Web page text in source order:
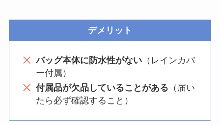
デメリット
バッグ本体に防水性がない（レインカバ
ー付属）
付属品が欠品していることがある （届い
たら必ず確認すること）